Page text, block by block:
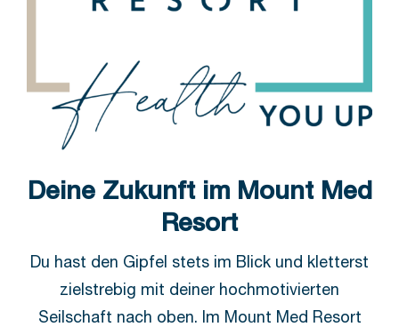
Deine Zukunft im Mount Med
Resort
Du hast den Gipfel stets im Blick und kletterst
zielstrebig mit deiner hochmotivierten
Seilschaft nach oben. Im Mount Med Resort